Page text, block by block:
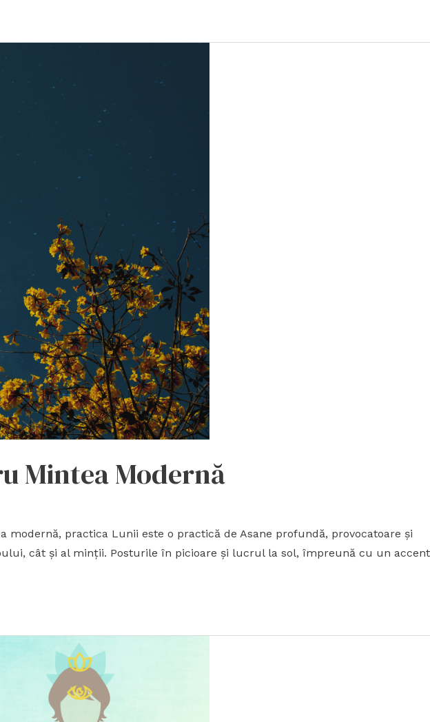
Mintea Modernă
modernă, practica Lunii este o practică de Asane profundă, provocatoare și
cât și al minții. Posturile în picioare și lucrul la sol, împreună cu un accent